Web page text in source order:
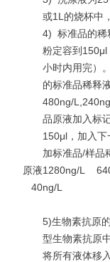
或1L的烧杯中
4) 标准品的稀
粉定容到
小时内用完）
的标准品稀释
480ng/
品原液加入标
150μl，加入
加标准品/样品
原液1280ng/L
40ng/L
5)生物素抗原
型生物素抗原
将所有液体移